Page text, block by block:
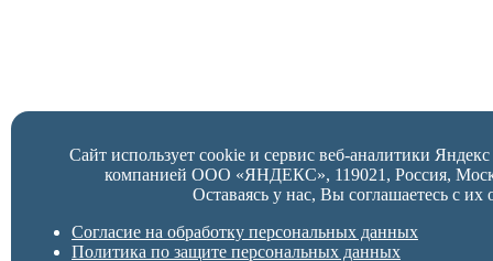
Сайт использует cookie и сервис веб-аналитики
компанией ООО «ЯНДЕКС», 119021, Россия,
Оставаясь у нас, Вы соглашаетесь с их
Согласие на обработку персональных данных
Политика по защите персональных данных